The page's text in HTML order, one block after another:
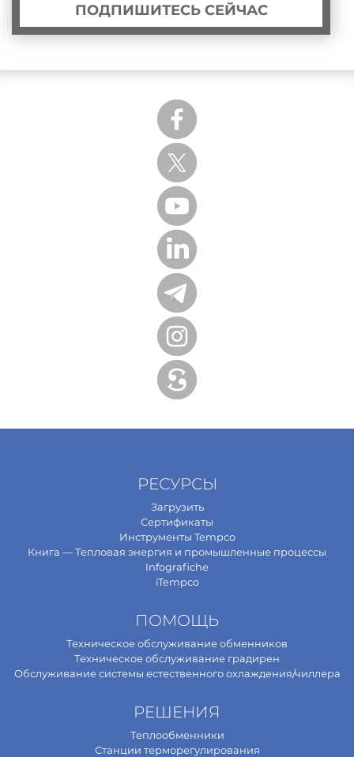
ПОДПИШИТЕСЬ СЕЙЧАС
РЕСУРСЫ
Загрузить
Сертификаты
Инструменты Tempco
Книга — Тепловая энергия и промышленные процессы
Infografiche
iTempco
ПОМОЩЬ
Техническое обслуживание обменников
Техническое обслуживание градирен
Обслуживание системы естественного охлаждения/чиллера
РЕШЕНИЯ
Теплообменники
Станции терморегулирования